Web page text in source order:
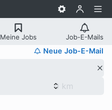
Meine Jobs Job-E-Mails
Neue Job-E-Mail